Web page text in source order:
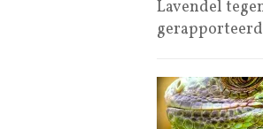
Lavendel